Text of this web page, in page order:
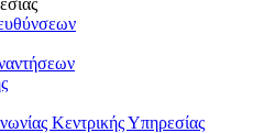
Κεντρικής Υπηρεσίας